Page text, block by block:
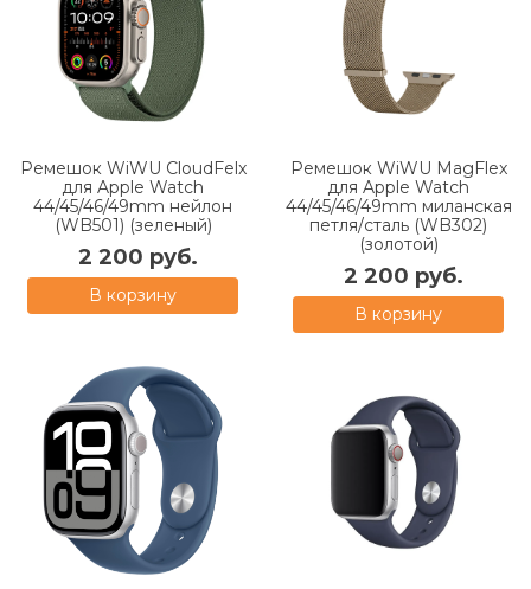
Ремешок WiWU CloudFelx
для Apple Watch
44/45/46/49mm нейлон
(WB501) (зеленый)
2 200 руб.
В корзину
Ремешок WiWU MagFlex
для Apple Watch
44/45/46/49mm миланская
петля/сталь (WB302)
(золотой)
2 200 руб.
В корзину